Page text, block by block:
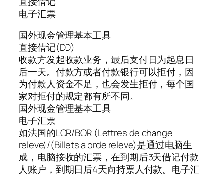
电子汇票
国外现金管理基本工具
直接借记(DD)
收款方发起收款业务，最后支付日为起息日
后一天。付款方或者付款银行可以拒付，因
为付款人资金不足，也会发生拒付，每个国
家对拒付的规定都有所不同。
国外现金管理基本工具
电子汇票
如法国的LCR/BOR (Lettres de change
releve)/(Billets a orde releve)是通过电脑生
成，电脑接收的汇票，在到期后3天借记付款
人账户，到期日后4天向持票人付款。电子汇